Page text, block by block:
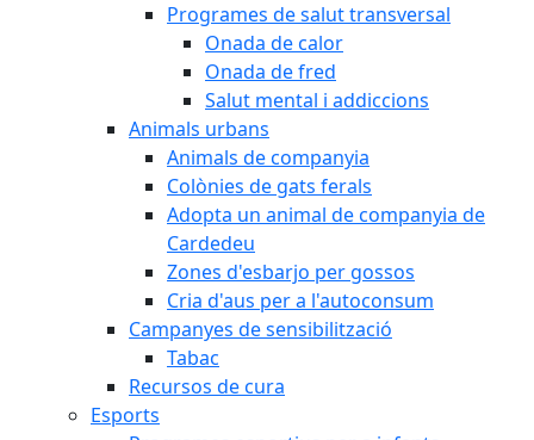
Programes de salut transversal
Onada de calor
Onada de fred
Salut mental i addiccions
Animals urbans
Animals de companyia
Colònies de gats ferals
Adopta un animal de companyia de
Cardedeu
Zones d'esbarjo per gossos
Cria d'aus per a l'autoconsum
Campanyes de sensibilització
Tabac
Recursos de cura
Esports